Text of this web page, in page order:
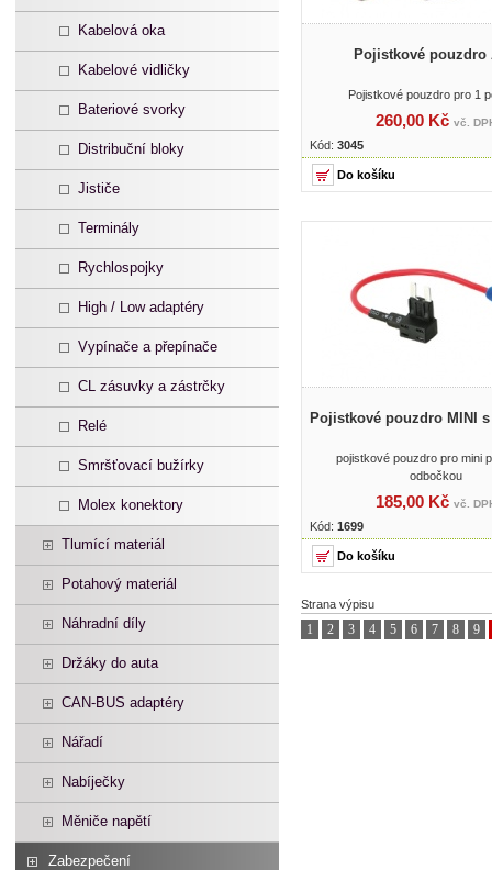
Kabelová oka
Kabelové vidličky
Bateriové svorky
Distribuční bloky
Jističe
Terminály
Rychlospojky
High / Low adaptéry
Vypínače a přepínače
CL zásuvky a zástrčky
Relé
Smršťovací bužírky
Molex konektory
Tlumící materiál
Potahový materiál
Náhradní díly
Držáky do auta
CAN-BUS adaptéry
Nářadí
Nabíječky
Měniče napětí
Zabezpečení
Pojistkové pouzdro
Pojistkové pouzdro pro 1
260,00 Kč vč.
Kód: 3045
Pojistkové pouzdro MINI
pojistkové pouzdro pro mini
odbočkou
185,00 Kč vč.
Kód: 1699
Strana výpisu
1 2 3 4 5 6 7 8 9